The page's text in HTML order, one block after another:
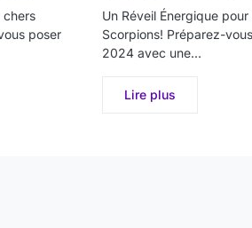
chers
poser
Un Réveil Énergique
Scorpions! Préparez-
2024 avec une…
Lire plus